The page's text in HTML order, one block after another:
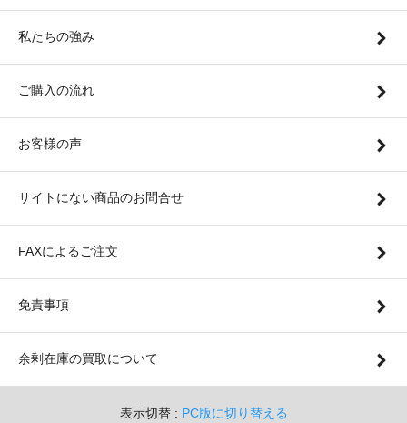
私たちの強み
ご購入の流れ
お客様の声
サイトにない商品のお問合せ
FAXによるご注文
免責事項
余剰在庫の買取について
表示切替 : PC版に切り替える